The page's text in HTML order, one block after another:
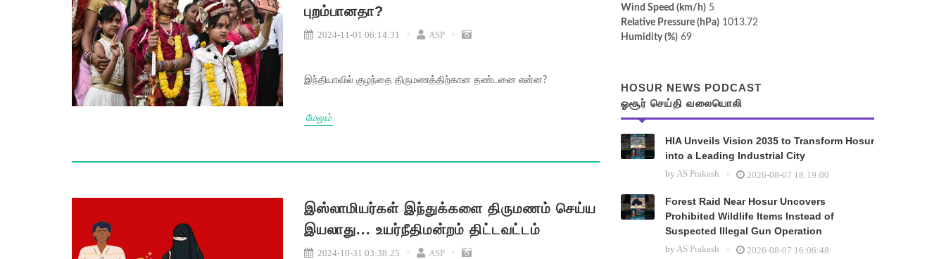
புறம்பானதா?
2024-11-01 06:14:31 ASP
இந்தியாவில் குழந்தை திருமணத்திற்கான தண்டனை என்ன?
மேலும்
இஸ்லாமியர்கள் இந்துக்களை திருமணம் செய்ய
இயலாது... உயர்நீதிமன்றம் திட்டவட்டம்
2024-10-31 03:38:25 ASP
Wind Speed (km/h) 5
Relative Pressure (hPa) 1013.72
Humidity (%) 69
HOSUR NEWS PODCAST
ஓசூர் செய்தி வலையொலி
HIA Unveils Vision 2035 to Transform Hosur
into a Leading Industrial City
by AS Prakash 2026-08-07 18:19:00
Forest Raid Near Hosur Uncovers
Prohibited Wildlife Items Instead of
Suspected Illegal Gun Operation
by AS Prakash 2026-08-07 16:06:48